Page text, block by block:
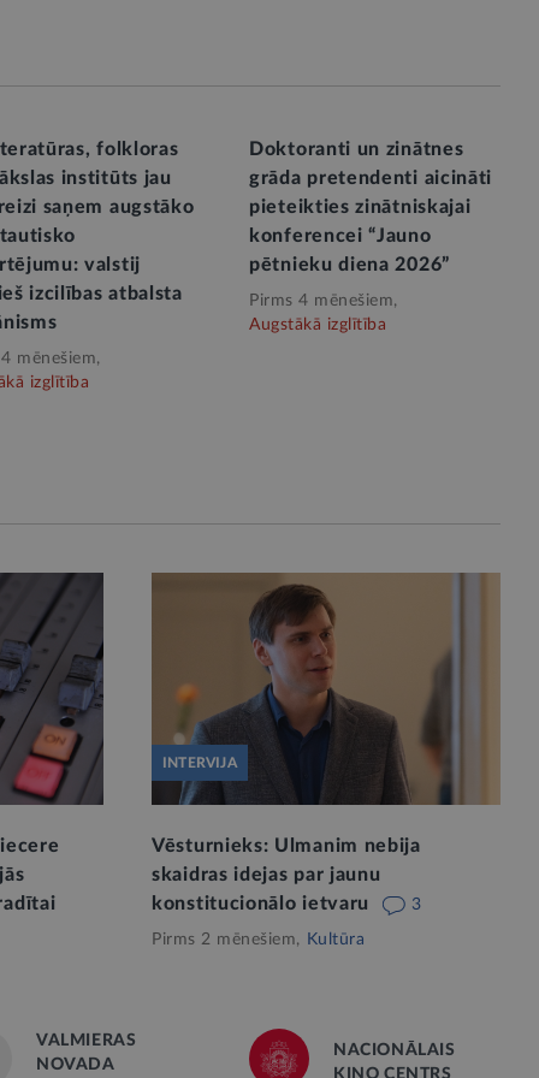
folkloras
institūts jau
saņem augstāko
valstij
izcilības atbalsta
mēnešiem,
izglītība
Doktoranti un zinātnes
grāda pretendenti aicināti
pieteikties zinātniskajai
konferencei “Jauno
pētnieku diena 2026”
Pirms 4 mēnešiem,
Augstākā izglītība
INTERVIJA
Vēsturnieks: Ulmanim nebija
skaidras idejas par jaunu
konstitucionālo ietvaru
3
Pirms 2 mēnešiem, Kultūra
VALMIERAS
NOVADA
NACIONĀLAIS